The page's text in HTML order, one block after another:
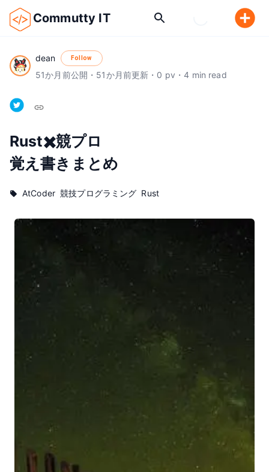
Commutty IT
dean Follow
51か月前公開 ・ 51か月前更新 ・ 0 pv ・4 min read
Rust✖️競プロ
覚え書きまとめ
AtCoder 競技プログラミング Rust